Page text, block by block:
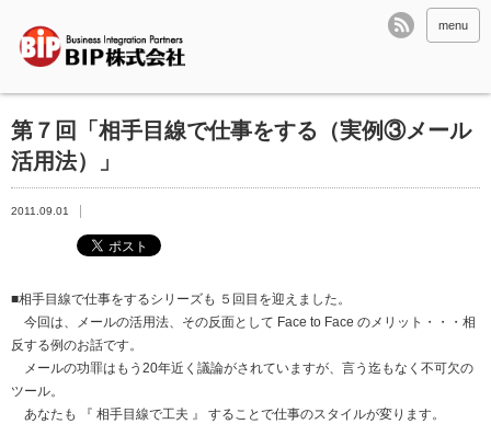
menu
第７回「相手目線で仕事をする（実例③メール
活用法）」
2011.09.01
■相手目線で仕事をするシリーズも ５回目を迎えました。
今回は、メールの活用法、その反面として Face to Face のメリット・・・相
反する例のお話です。
メールの功罪はもう20年近く議論がされていますが、言う迄もなく不可欠の
ツール。
あなたも 『 相手目線で工夫 』 することで仕事のスタイルが変ります。